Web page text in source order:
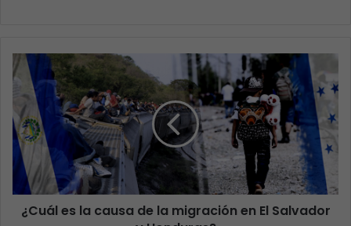
¿Cuál es la causa de la migración en El Salvador